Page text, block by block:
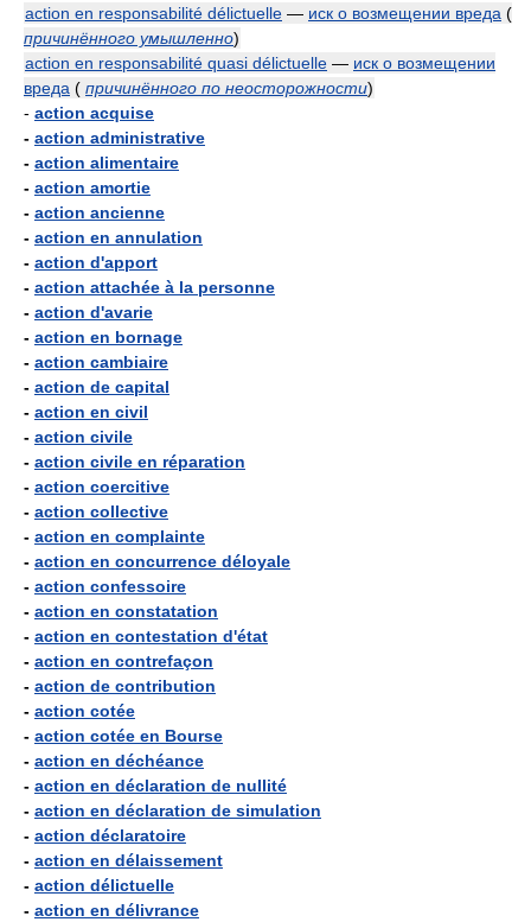
action en responsabilité délictuelle — иск о возмещении вреда (
причинённого умышленно)
action en responsabilité quasi délictuelle — иск о возмещении
вреда ( причинённого по неосторожности)
- action acquise
- action administrative
- action alimentaire
- action amortie
- action ancienne
- action en annulation
- action d'apport
- action attachée à la personne
- action d'avarie
- action en bornage
- action cambiaire
- action de capital
- action en civil
- action civile
- action civile en réparation
- action coercitive
- action collective
- action en complainte
- action en concurrence déloyale
- action confessoire
- action en constatation
- action en contestation d'état
- action en contrefaçon
- action de contribution
- action cotée
- action cotée en Bourse
- action en déchéance
- action en déclaration de nullité
- action en déclaration de simulation
- action déclaratoire
- action en délaissement
- action délictuelle
- action en délivrance